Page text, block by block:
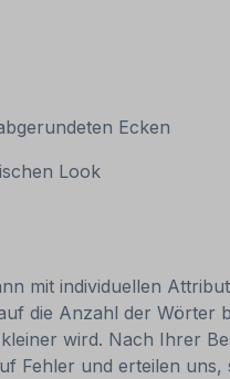
Ecken
Look
mit individuellen
die Anzahl der
wird. Nach Ihrer
Fehler und erteilen